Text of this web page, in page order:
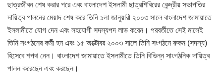
ছাত্রজীবন শেষ করার পরে এবং বাংলাদেশ ইসলামী ছাত্রশিবিরের কেন্দ্রীয় সভাপতির
দায়িত্ব পালনের মেয়াদ শেষ করে তিনি ১লা জানুয়ারী ২০০৩ সালে বাংলাদেশ জামায়াতে
ইসলামীতে যোগ দেন এবং সহযোগী সদস্যপদ লাভ করেন। পরবর্তীতে সেই মাসেই
তিনি সংগঠনের কর্মী হন এবং ১৫ অক্টোবর ২০০৩ সালে তিনি সংগঠনে রুকন (সদস্য)
হিসেবে শপথ নেন। বাংলাদেশ জামায়াতে ইসলামীতে তিনি বিভিন্ন সাংগঠনিক দায়িত্ব
পালন করেছেন এবং করছেন।